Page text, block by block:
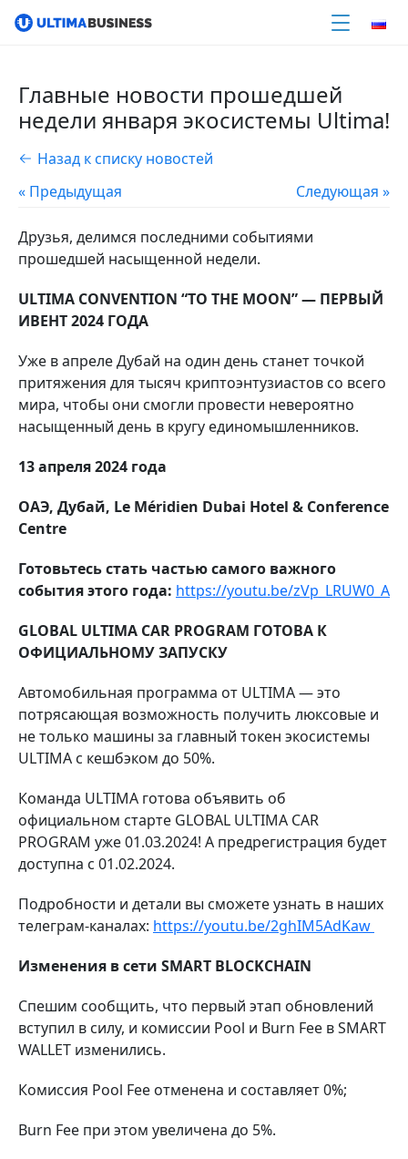
Главные новости прошедшей
недели января экосистемы Ultima!
Назад к списку новостей
« Предыдущая
Следующая »
Друзья, делимся последними событиями
прошедшей насыщенной недели.
ULTIMA CONVENTION “TO THE MOON” — ПЕРВЫЙ
ИВЕНТ 2024 ГОДА
Уже в апреле Дубай на один день станет точкой
притяжения для тысяч криптоэнтузиастов со всего
мира, чтобы они смогли провести невероятно
насыщенный день в кругу единомышленников.
13 апреля 2024 года
ОАЭ, Дубай, Le Méridien Dubai Hotel & Conference
Centre
Готовьтесь стать частью самого важного
события этого года: https://youtu.be/zVp_LRUW0_A
GLOBAL ULTIMA CAR PROGRAM ГОТОВА К
ОФИЦИАЛЬНОМУ ЗАПУСКУ
Автомобильная программа от ULTIMA — это
потрясающая возможность получить люксовые и
не только машины за главный токен экосистемы
ULTIMA c кешбэком до 50%.
Команда ULTIMA готова объявить об
официальном старте GLOBAL ULTIMA CAR
PROGRAM уже 01.03.2024! А предрегистрация будет
доступна с 01.02.2024.
Подробности и детали вы сможете узнать в наших
телеграм-каналах: https://youtu.be/2ghIM5AdKaw
Изменения в сети SMART BLOCKCHAIN
Спешим сообщить, что первый этап обновлений
вступил в силу, и комиссии Pool и Burn Fee в SMART
WALLET изменились.
Комиссия Pool Fee отменена и составляет 0%;
Burn Fee при этом увеличена до 5%.